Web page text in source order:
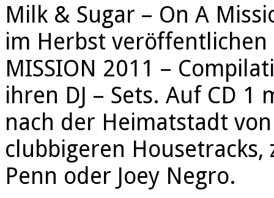
Milk & Sugar – On A
im Herbst
MISSION 2011 –
ihren DJ – Sets. Auf CD
nach der Heimatstadt
clubbigeren Housetracks,
Penn oder Joey Negro.